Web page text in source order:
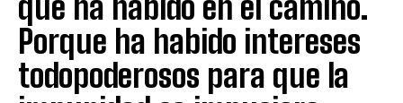
Porque ha habido intereses
todopoderosos para que la